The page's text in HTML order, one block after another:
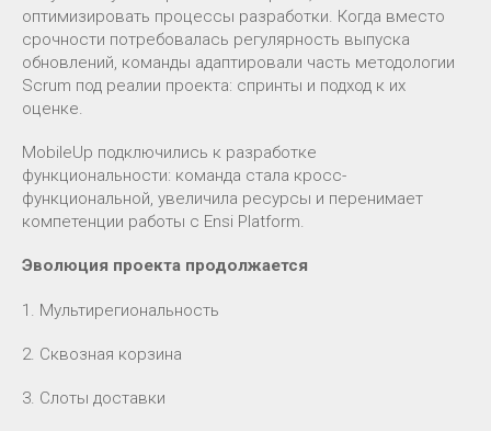
оптимизировать процессы разработки. Когда вместо
срочности потребовалась регулярность выпуска
обновлений, команды адаптировали часть методологии
Scrum под реалии проекта: спринты и подход к их
оценке.
MobileUp подключились к разработке
функциональности: команда стала кросс-
функциональной, увеличила ресурсы и перенимает
компетенции работы с Ensi Platform.
Эволюция проекта продолжается
1. Мультирегиональность
2. Сквозная корзина
3. Слоты доставки